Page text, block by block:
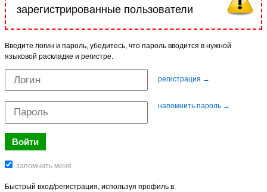
зарегистрированные пользователи
Введите логин и пароль, убедитесь, что пароль вводится в нужной
языковой раскладке и регистре.
регистрация →
напомнить пароль →
Быстрый вход/регистрация, используя профиль в: